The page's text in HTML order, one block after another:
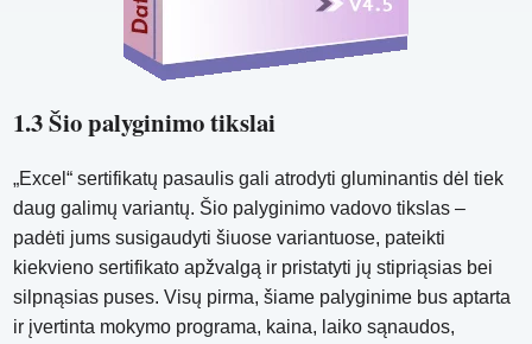
1.3 Šio palyginimo tikslai
„Excel“ sertifikatų pasaulis gali atrodyti gluminantis dėl tiek
daug galimų variantų. Šio palyginimo vadovo tikslas –
padėti jums susigaudyti šiuose variantuose, pateikti
kiekvieno sertifikato apžvalgą ir pristatyti jų stipriąsias bei
silpnąsias puses. Visų pirma, šiame palyginime bus aptarta
ir įvertinta mokymo programa, kaina, laiko sąnaudos,